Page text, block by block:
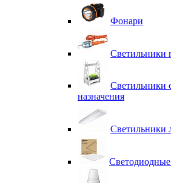
Фонари
Светильники
Светильники
назначения
Светильники